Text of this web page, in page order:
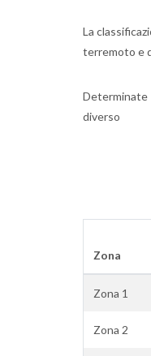
La
terremoto e
Determinate
diverso
Zona
Zona 1
Zona 2